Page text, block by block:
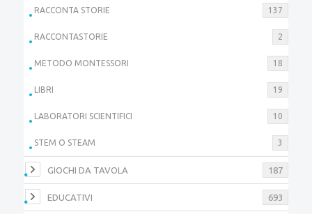
RACCONTA STORIE 137
RACCONTASTORIE 2
METODO MONTESSORI 18
LIBRI 19
LABORATORI SCIENTIFICI 10
STEM O STEAM 3
GIOCHI DA TAVOLA 187
EDUCATIVI 693